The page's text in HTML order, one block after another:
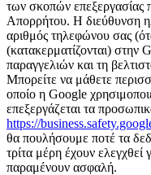
των σκοπών επεξεργασίας
Απορρήτου. Η διεύθυνση
αριθμός τηλεφώνου σας
(κατακερματίζονται) στην
παραγγελιών και τη
Μπορείτε να μάθετε
οποίο η Google
επεξεργάζεται τα
https://
θα πουλήσουμε ποτέ τα
τρίτα μέρη έχουν ελεγχθεί
παραμένουν ασφαλή.